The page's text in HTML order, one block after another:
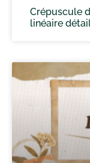
Crépuscule
linéaire